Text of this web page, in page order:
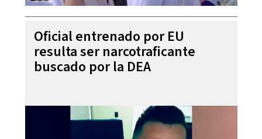
Oficial entrenado por EU
resulta ser narcotraficante
buscado por la DEA